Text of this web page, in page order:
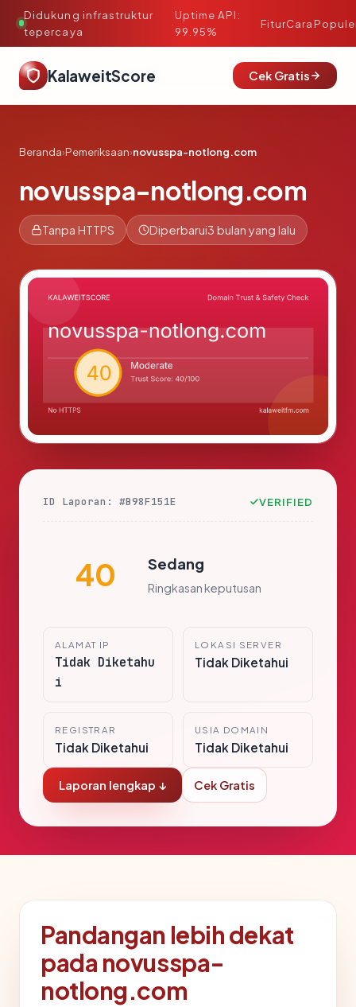
Didukung infrastruktur
tepercaya
·
Uptime API:
99.95%
FiturCara
KalaweitScore Cek Gratis
Beranda›Pemeriksaan›novusspa-notlong.com
novusspa-notlong.com
Tanpa HTTPS Diperbarui3 bulan yang lalu
ID Laporan: #B98F151E VERIFIED
40 Sedang
Ringkasan keputusan
ALAMAT IP
Tidak Diketahu
i
LOKASI SERVER
Tidak Diketahui
REGISTRAR
Tidak Diketahui
USIA DOMAIN
Tidak Diketahui
Laporan lengkap ↓ Cek Gratis
Pandangan lebih dekat
pada novusspa-
notlong.com